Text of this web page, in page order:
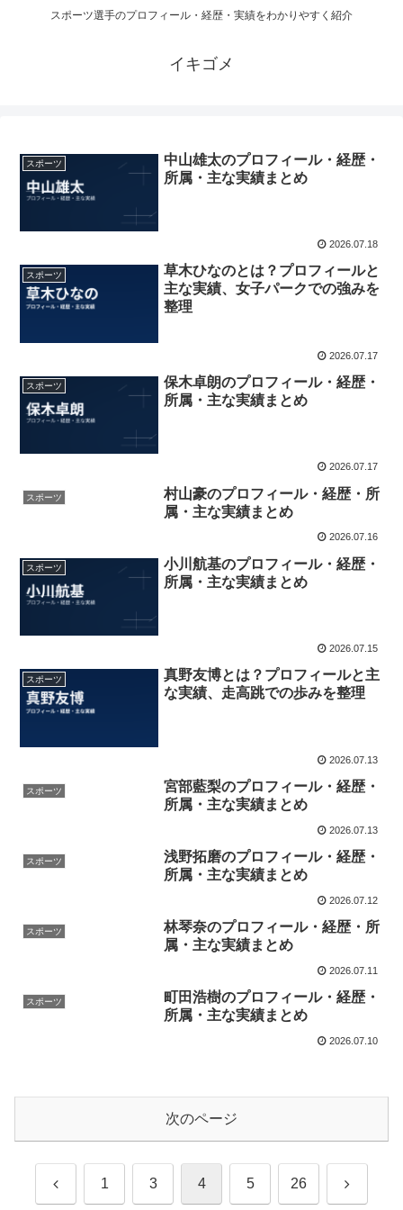
スポーツ選手のプロフィール・経歴・実績をわかりやすく紹介
イキゴメ
スポーツ
中山雄太のプロフィール・経歴・
所属・主な実績まとめ
2026.07.18
スポーツ
草木ひなのとは？プロフィールと
主な実績、女子パークでの強みを
整理
2026.07.17
スポーツ
保木卓朗のプロフィール・経歴・
所属・主な実績まとめ
2026.07.17
スポーツ
村山豪のプロフィール・経歴・所
属・主な実績まとめ
2026.07.16
スポーツ
小川航基のプロフィール・経歴・
所属・主な実績まとめ
2026.07.15
スポーツ
真野友博とは？プロフィールと主
な実績、走高跳での歩みを整理
2026.07.13
スポーツ
宮部藍梨のプロフィール・経歴・
所属・主な実績まとめ
2026.07.13
スポーツ
浅野拓磨のプロフィール・経歴・
所属・主な実績まとめ
2026.07.12
スポーツ
林琴奈のプロフィール・経歴・所
属・主な実績まとめ
2026.07.11
スポーツ
町田浩樹のプロフィール・経歴・
所属・主な実績まとめ
2026.07.10
次のページ
前 1 3 4 5 26 次